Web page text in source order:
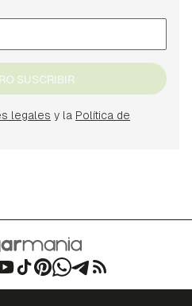
SUSCRIBIR
legales y la Política de